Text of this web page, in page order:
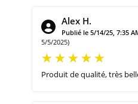
Alex H.
Publié le 5/14/25, 7:35
5/5/2025)
Produit de qualité, très